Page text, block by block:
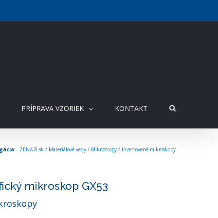
PRÍPRAVA VZORIEK KONTAKT
ZENA-R.sk / Materiálové vedy / Mikroskopy / Invertovené mikroskopy
mikroskop GX53